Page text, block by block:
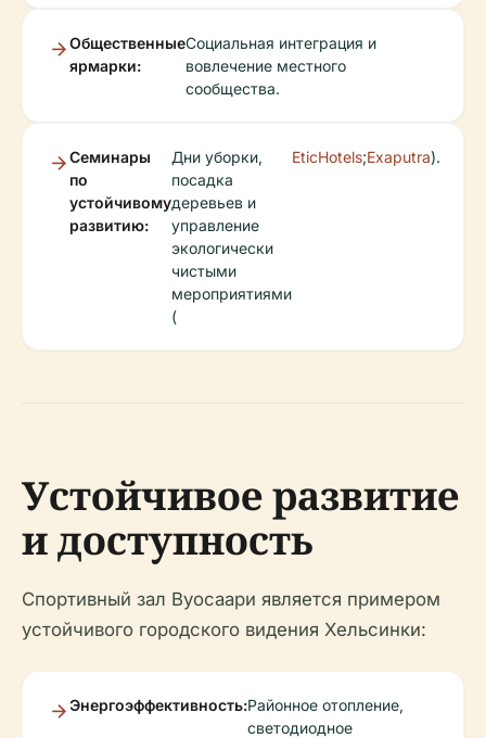
Общественные
ярмарки:
Социальная интеграция и
вовлечение местного
сообщества.
Семинары
по
устойчивому
развитию:
Дни уборки,
посадка
деревьев и
управление
экологически
чистыми
мероприятиями
(
EticHotels;Exaputra).
Устойчивое развитие
и доступность
Спортивный зал Вуосаари является примером
устойчивого городского видения Хельсинки:
Энергоэффективность:Районное отопление,
светодиодное